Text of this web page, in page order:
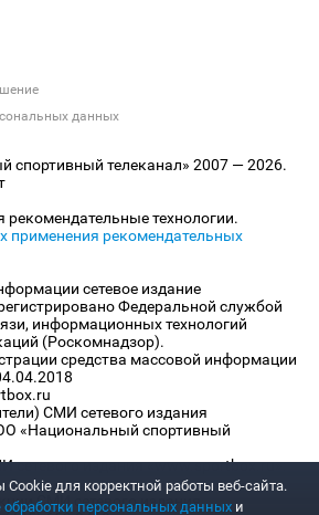
данных
телеканал» 2007 — 2026.
рекомендательные технологии.
применения рекомендательных
сетевое издание
Федеральной службой
информационных технологий
(Роскомнадзор).
средства массовой информации
СМИ сетевого издания
«Национальный спортивный
сетевого издания «www.sportbox.ru»:
СМИ сетевого издания
для корректной работы веб-сайта.
обработки персональных данных и